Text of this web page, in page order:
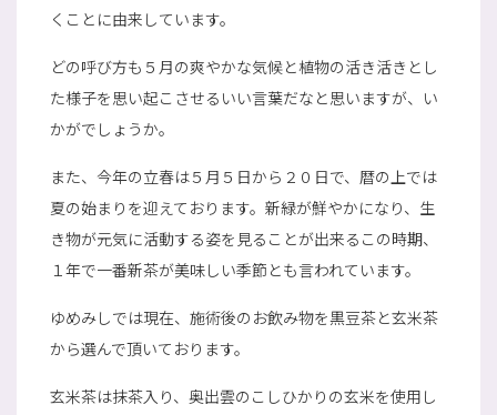
くことに由来しています。
どの呼び方も５月の爽やかな気候と植物の活き活きとし
た様子を思い起こさせるいい言葉だなと思いますが、い
かがでしょうか。
また、今年の立春は５月５日から２０日で、暦の上では
夏の始まりを迎えております。新緑が鮮やかになり、生
き物が元気に活動する姿を見ることが出来るこの時期、
１年で一番新茶が美味しい季節とも言われています。
ゆめみしでは現在、施術後のお飲み物を黒豆茶と玄米茶
から選んで頂いております。
玄米茶は抹茶入り、奥出雲のこしひかりの玄米を使用し